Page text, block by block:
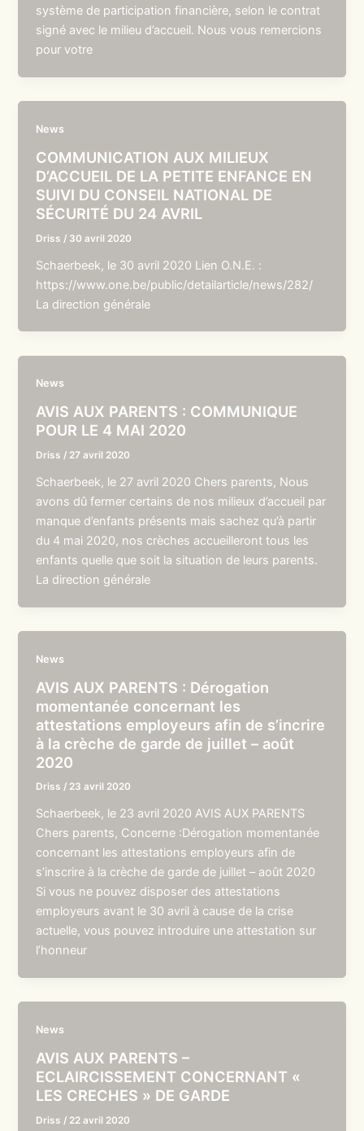
système de participation financière, selon le contrat
signé avec le milieu d’accueil. Nous vous remercions
pour votre
News
COMMUNICATION AUX MILIEUX
D’ACCUEIL DE LA PETITE ENFANCE EN
SUIVI DU CONSEIL NATIONAL DE
SÉCURITÉ DU 24 AVRIL
Driss / 30 avril 2020
Schaerbeek, le 30 avril 2020 Lien O.N.E. :
https://www.one.be/public/detailarticle/news/282/
La direction générale
News
AVIS AUX PARENTS : COMMUNIQUE
POUR LE 4 MAI 2020
Driss / 27 avril 2020
Schaerbeek, le 27 avril 2020 Chers parents, Nous
avons dû fermer certains de nos milieux d’accueil par
manque d’enfants présents mais sachez qu’à partir
du 4 mai 2020, nos crèches accueilleront tous les
enfants quelle que soit la situation de leurs parents.
La direction générale
News
AVIS AUX PARENTS : Dérogation
momentanée concernant les
attestations employeurs afin de s’incrire
à la crèche de garde de juillet – août
2020
Driss / 23 avril 2020
Schaerbeek, le 23 avril 2020 AVIS AUX PARENTS
Chers parents, Concerne :Dérogation momentanée
concernant les attestations employeurs afin de
s’inscrire à la crèche de garde de juillet – août 2020
Si vous ne pouvez disposer des attestations
employeurs avant le 30 avril à cause de la crise
actuelle, vous pouvez introduire une attestation sur
l’honneur
News
AVIS AUX PARENTS –
ECLAIRCISSEMENT CONCERNANT «
LES CRECHES » DE GARDE
Driss / 22 avril 2020